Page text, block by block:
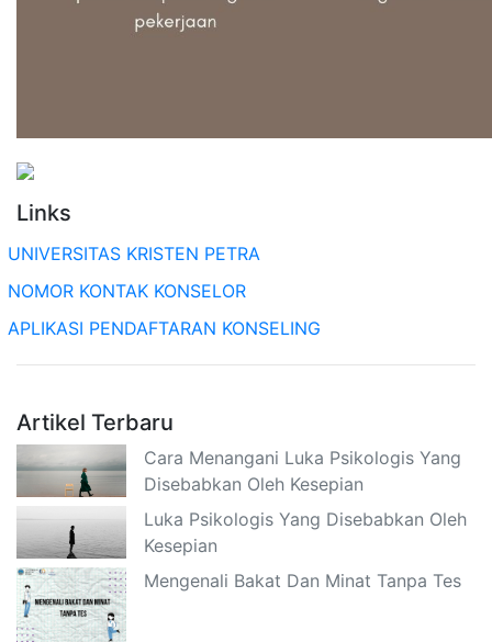
Links
UNIVERSITAS KRISTEN PETRA
NOMOR KONTAK KONSELOR
APLIKASI PENDAFTARAN KONSELING
Artikel Terbaru
Cara Menangani Luka Psikologis Yang
Disebabkan Oleh Kesepian
Luka Psikologis Yang Disebabkan Oleh
Kesepian
Mengenali Bakat Dan Minat Tanpa Tes